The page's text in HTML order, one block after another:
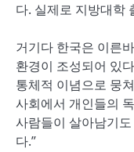
다. 실제로 지방대학
거기다 한국은 이른
환경이 조성되어 있
통체적 이념으로 뭉
사회에서 개인들의
사람들이 살아남기
다.”